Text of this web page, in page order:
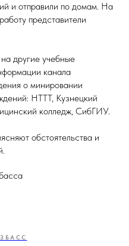
и отправили по домам. На
представители
другие учебные
канала
о минировании
НТТТ, Кузнецкий
колледж, СибГИУ.
обстоятельства и